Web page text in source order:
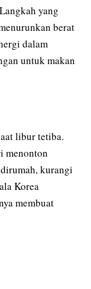
yang
berat
dalam
untuk makan
libur tetiba.
menonton
kurangi
Korea
membuat